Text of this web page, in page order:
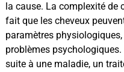
la cause. La complexité de
fait que les cheveux
paramètres
problèmes
suite à une maladie, un